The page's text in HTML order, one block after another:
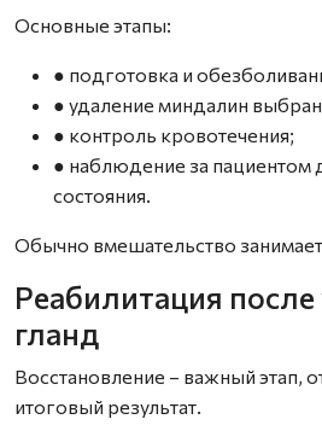
Основные этапы:
● подготовка и
● удаление миндалин
● контроль кровотечения;
● наблюдение за пациентом
состояния.
Обычно вмешательство
Реабилитация
гланд
Восстановление – важный этап,
итоговый результат.